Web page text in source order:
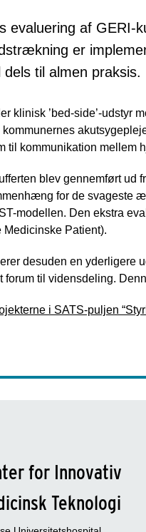
evaluering af
er
til almen praksis.
klinisk ’bed-side’-udstyr
til kommunikation mellem
blev gennemført
for de svageste
modellen. Den ekstra
Patient).
desuden en yderligere
forum til vidensdeling.
i SATS-puljen
for Innovativ
Teknologi